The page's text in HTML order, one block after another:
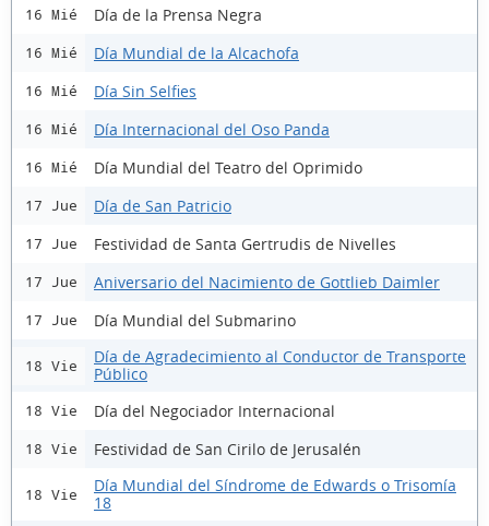
16 Mié Día de la Prensa Negra
16 Mié Día Mundial de la Alcachofa
16 Mié Día Sin Selfies
16 Mié Día Internacional del Oso Panda
16 Mié Día Mundial del Teatro del Oprimido
17 Jue Día de San Patricio
17 Jue Festividad de Santa Gertrudis de Nivelles
17 Jue Aniversario del Nacimiento de Gottlieb Daimler
17 Jue Día Mundial del Submarino
18 Vie
Día de Agradecimiento al Conductor de Transporte
Público
18 Vie Día del Negociador Internacional
18 Vie Festividad de San Cirilo de Jerusalén
18 Vie
Día Mundial del Síndrome de Edwards o Trisomía
18